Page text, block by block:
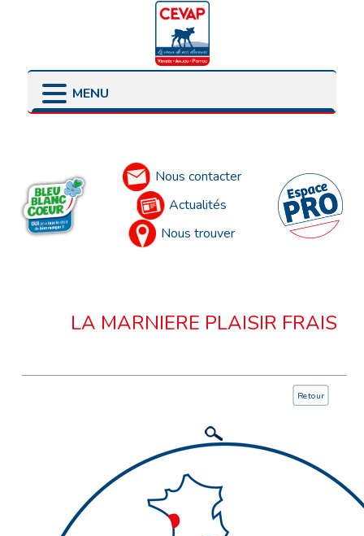
MENU
Nous contacter
Actualités
Nous trouver
LA MARNIERE PLAISIR FRAIS
Retour